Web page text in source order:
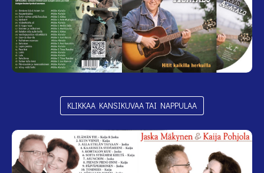
KLIKKAA KANSIKUVAA TAI NAPPULAA